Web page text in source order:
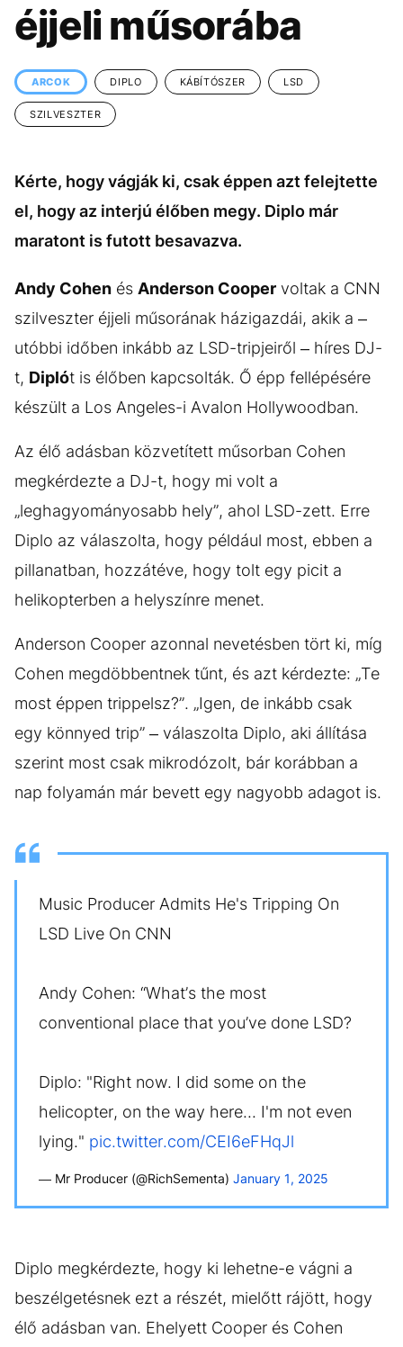
KÖZÉLET UTAZÁS
ÉLETMÓD DESIGN
BESZÉLGETÉSEK ARCOK
VIDEÓ
éjjeli műsorába
ARCOK DIPLO KÁBÍTÓSZER LSD
SZILVESZTER
Kérte, hogy vágják ki, csak éppen azt felejtette
el, hogy az interjú élőben megy. Diplo már
maratont is futott besavazva.
Andy Cohen és Anderson Cooper voltak a CNN
szilveszter éjjeli műsorának házigazdái, akik a –
utóbbi időben inkább az LSD-tripjeiről – híres DJ-
t, Diplót is élőben kapcsolták. Ő épp fellépésére
készült a Los Angeles-i Avalon Hollywoodban.
Az élő adásban közvetített műsorban Cohen
megkérdezte a DJ-t, hogy mi volt a
„leghagyományosabb hely”, ahol LSD-zett. Erre
Diplo az válaszolta, hogy például most, ebben a
pillanatban, hozzátéve, hogy tolt egy picit a
helikopterben a helyszínre menet.
Anderson Cooper azonnal nevetésben tört ki, míg
Cohen megdöbbentnek tűnt, és azt kérdezte: „Te
most éppen trippelsz?”. „Igen, de inkább csak
egy könnyed trip” – válaszolta Diplo, aki állítása
szerint most csak mikrodózolt, bár korábban a
nap folyamán már bevett egy nagyobb adagot is.
Music Producer Admits He's Tripping On
LSD Live On CNN
Andy Cohen: “What’s the most
conventional place that you’ve done LSD?
Diplo: "Right now. I did some on the
helicopter, on the way here... I'm not even
lying." pic.twitter.com/CEI6eFHqJl
— Mr Producer (@RichSementa) January 1, 2025
Diplo megkérdezte, hogy ki lehetne-e vágni a
beszélgetésnek ezt a részét, mielőtt rájött, hogy
élő adásban van. Ehelyett Cooper és Cohen